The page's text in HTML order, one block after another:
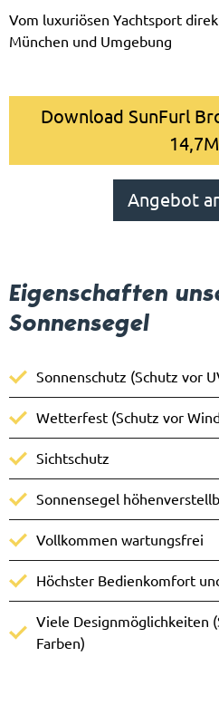
Vom luxuriösen Yachtsport
München und Umgebung
Download SunFurl
Angebot
Eigenschaften
Sonnensegel
Sonnenschutz (Schutz vor
Wetterfest (Schutz vor
Sichtschutz
Sonnensegel
Vollkommen wartungsfrei
Höchster Bedienkomfort
Viele Designmöglichkeiten
Farben)